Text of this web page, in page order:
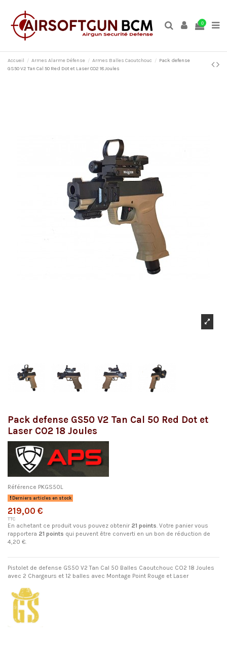
0
Accueil Armes Alarme Défense Armes Balles Caoutchouc
Pack defense
GS50 V2 Tan Cal 50 Red Dot et Laser CO2 18 Joules
Pack defense GS50 V2 Tan Cal 50 Red Dot et
Laser CO2 18 Joules
Référence PKGS50L
Derniers articles en stock
219,00 €
TTC
En achetant ce produit vous pouvez obtenir 21 points. Votre panier vous
rapportera 21 points qui peuvent être converti en un bon de réduction de
4,20 €.
Pistolet de defense GS50 V2 Tan Cal 50 Balles Caoutchouc CO2 18 Joules
avec 2 Chargeurs et 12 balles avec Montage Point Rouge et Laser